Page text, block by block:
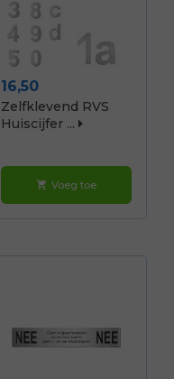
Prijs
16,50
Zelfklevend RVS
Huiscijfer ...
shopping_cart Voeg toe